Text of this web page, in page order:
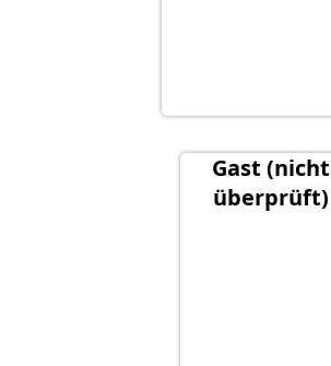
Gast (nicht
überprüft)